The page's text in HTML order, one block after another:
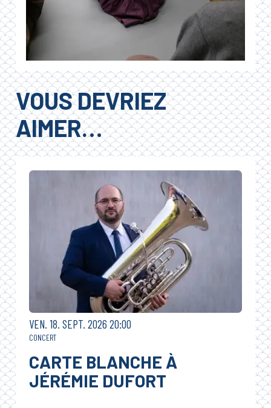
VOUS DEVRIEZ
AIMER…
VENDREDI
VEN. 18. SEPTEMBRE
SEPT. 2026 20:00
CONCERT
CARTE BLANCHE À
JÉRÉMIE DUFORT